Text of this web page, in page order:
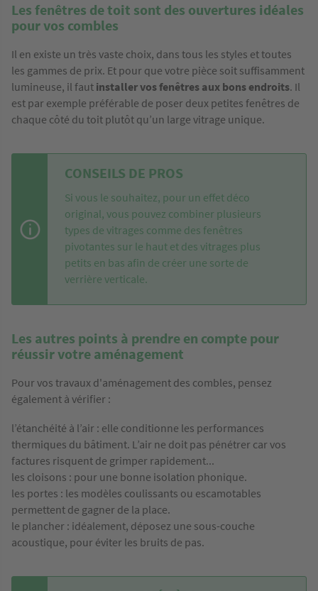
Les fenêtres de toit sont des ouvertures idéales
pour vos combles
Il en existe un très vaste choix, dans tous les styles et toutes
les gammes de prix. Et pour que votre pièce soit suffisamment
lumineuse, il faut installer vos fenêtres aux bons endroits. Il
est par exemple préférable de poser deux petites fenêtres de
chaque côté du toit plutôt qu’un large vitrage unique.
CONSEILS DE PROS
Si vous le souhaitez, pour un effet déco
original, vous pouvez combiner plusieurs
types de vitrages comme des fenêtres
pivotantes sur le haut et des vitrages plus
petits en bas afin de créer une sorte de
verrière verticale.
Les autres points à prendre en compte pour
réussir votre aménagement
Pour vos travaux d'aménagement des combles, pensez
également à vérifier :
l’étanchéité à l’air : elle conditionne les performances
thermiques du bâtiment. L’air ne doit pas pénétrer car vos
factures risquent de grimper rapidement...
les cloisons : pour une bonne isolation phonique.
les portes : les modèles coulissants ou escamotables
permettent de gagner de la place.
le plancher : idéalement, déposez une sous-couche
acoustique, pour éviter les bruits de pas.